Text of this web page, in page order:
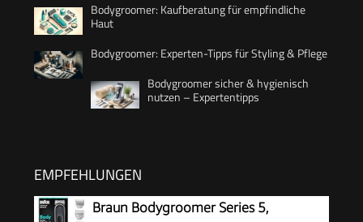
Bodygroomer: Kaufberatung für empfindliche
Haut
Bodygroomer: Experten-Tipps für Styling & Pflege
Bodygroomer sicher & hygienisch
nutzen – Expertentipps
EMPFEHLUNGEN
Braun Bodygroomer Series 5,